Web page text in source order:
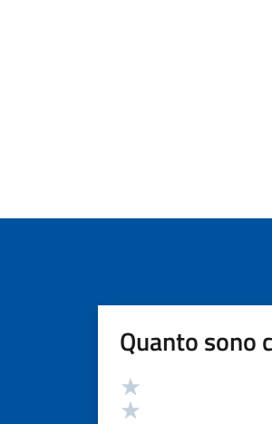
Quanto sono
Valutazione